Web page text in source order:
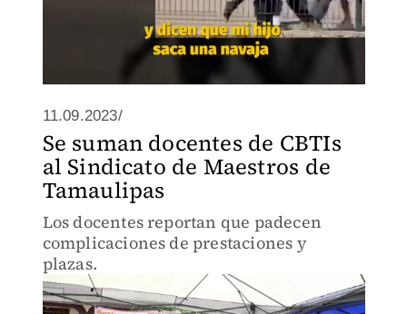
11.09.2023/
Se suman docentes de CBTIs
al Sindicato de Maestros de
Tamaulipas
Los docentes reportan que padecen
complicaciones de prestaciones y
plazas.